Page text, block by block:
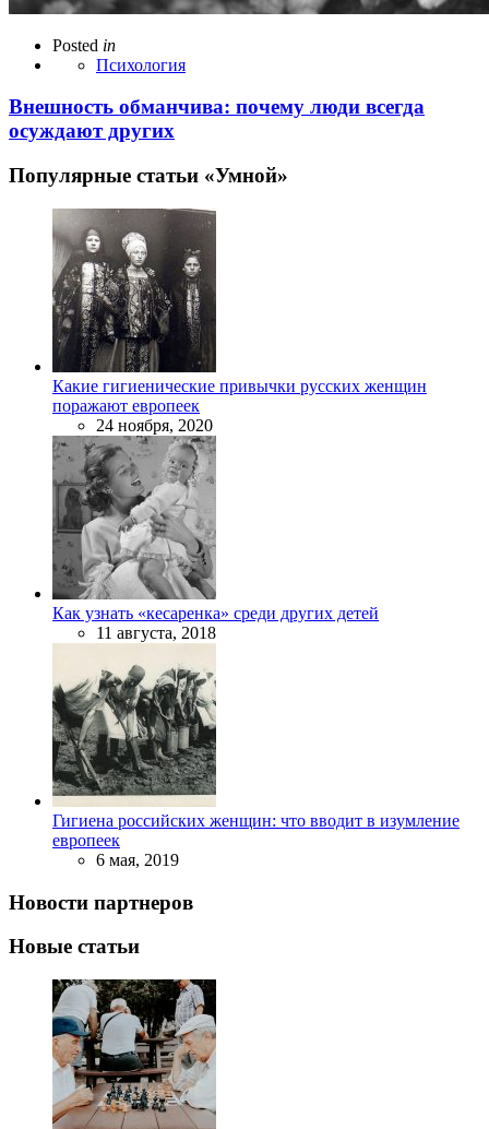
Posted in
Психология
Внешность обманчива: почему люди всегда
осуждают других
Популярные статьи «Умной»
Какие гигиенические привычки русских женщин
поражают европеек
24 ноября, 2020
Как узнать «кесаренка» среди других детей
11 августа, 2018
Гигиена российских женщин: что вводит в изумление
европеек
6 мая, 2019
Новости партнеров
Новые статьи